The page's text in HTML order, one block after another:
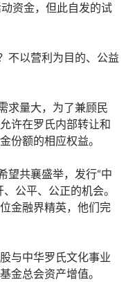
资金，但此自发的试
不以营利为目的、公益
求量大，为了兼顾民
许在罗氏内部转让和
份额的相应权益。
望共襄盛举，发行“中
公平、公正的机会。
金融界精英，他们完
与中华罗氏文化事业
金总会资产增值。